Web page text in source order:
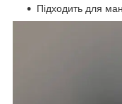
Підходить для